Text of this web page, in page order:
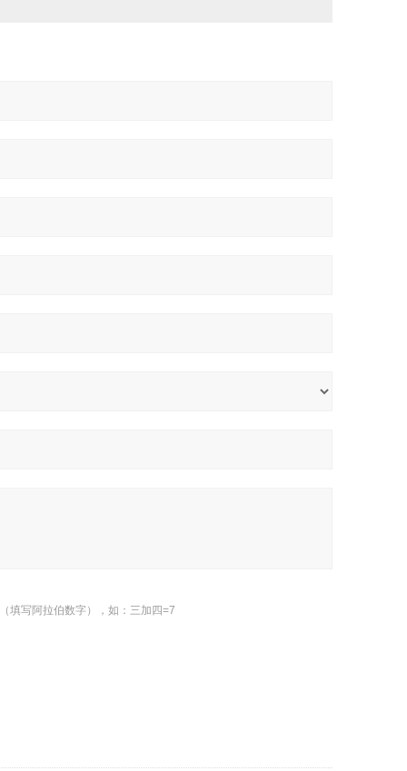
填写阿拉伯数字），如：三加四=7